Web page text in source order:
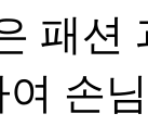
패션
손